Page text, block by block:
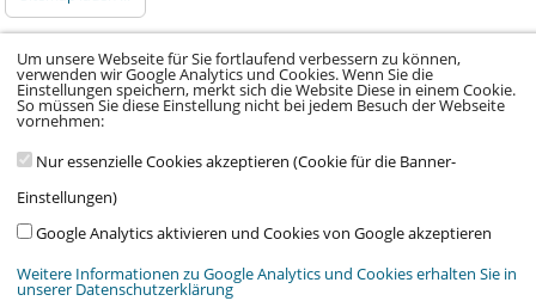
© 2026 Klinikum Würzburg Mitte gGmbH •
Impressum•Datenschutz•Datenschutz Social
Media•Kontakt•Hinweisgeber•Barrierefreiheitserklärung
Wir arbeiten im Auftrag von:Stiftung Juliusspital Würzburg,Medmissio&
Verein Kinderklinik am Mönchberg e.V.
Um unsere Webseite für Sie fortlaufend verbessern zu können,
verwenden wir Google Analytics und Cookies. Wenn Sie die
Einstellungen speichern, merkt sich die Website Diese in einem Cookie.
So müssen Sie diese Einstellung nicht bei jedem Besuch der Webseite
vornehmen:
Nur essenzielle Cookies akzeptieren (Cookie für die Banner-
Einstellungen)
Google Analytics aktivieren und Cookies von Google akzeptieren
Weitere Informationen zu Google Analytics und Cookies erhalten Sie in
unserer Datenschutzerklärung